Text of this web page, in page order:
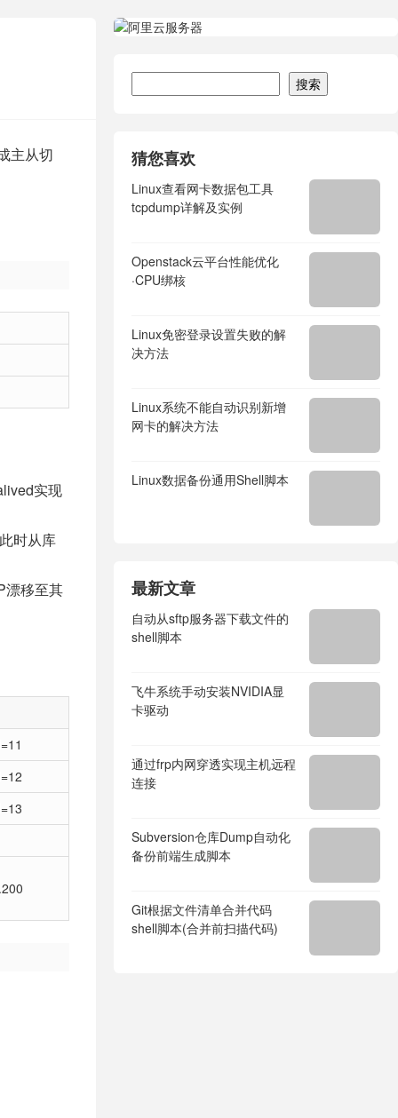
主从切
实现
时从库
漂移至其
搜索
猜您喜欢
Linux查看网卡数据包工具
tcpdump详解及实例
Openstack云平台性能优化
·CPU绑核
Linux免密登录设置失败的解
决方法
Linux系统不能自动识别新增
网卡的解决方法
Linux数据备份通用Shell脚本
最新文章
自动从sftp服务器下载文件的
shell脚本
飞牛系统手动安装NVIDIA显
卡驱动
通过frp内网穿透实现主机远程
连接
Subversion仓库Dump自动化
备份前端生成脚本
Git根据文件清单合并代码
shell脚本(合并前扫描代码)